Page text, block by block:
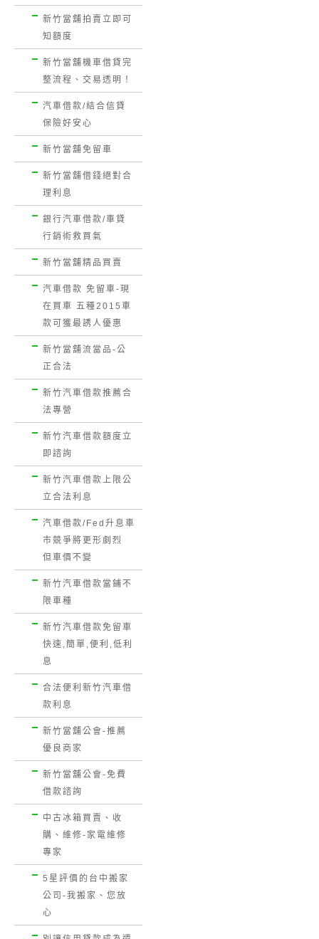
新竹當舖拍賣立即可
知額度
新竹當舖機車借貸完
整流程、交易透明！
汽車借款/結合信貸
保險好安心
新竹當舖免留車
新竹當舖借錢絕對合
理利息
銀行汽車借款/車貸
行銷術救買氣
新竹當舖精品買賣
汽車借款 免留車-現
在買車 五種2015車
款可獲最誘人優惠
新竹當舖流當品-公
正合法
新竹汽車借款推薦合
法專營
新竹汽車借款額度立
即諮詢
新竹汽車借款上限公
立合法利息
汽車借款/Fed升息車
市競爭將更形劇烈
但車價不變
新竹汽車借款當鋪不
限車種
新竹汽車借款免留車
快速,簡單,便利,低利
息
合法便利新竹汽車借
款利息
新竹當舖公會-推薦
優良商家
新竹當舖公會-免費
借款諮詢
中古冰箱買賣、收
購、維修-家電維修
專家
5星評價的台中搬家
公司-我搬家、您放
心